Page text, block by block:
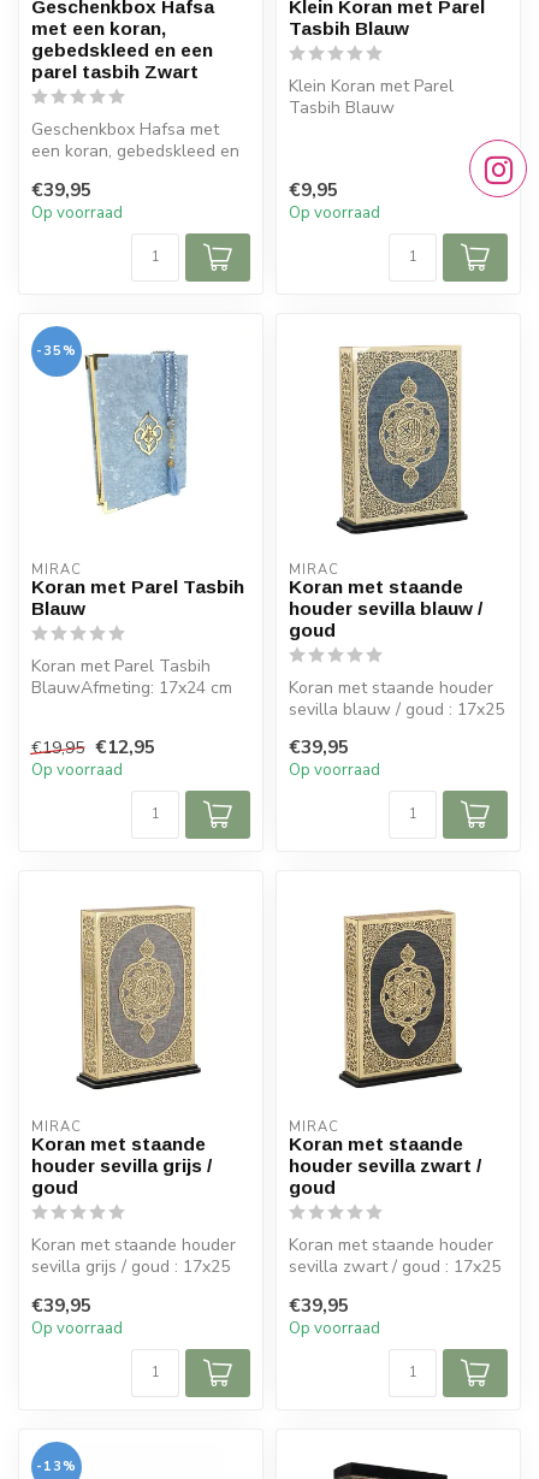
Geschenkbox Hafsa
met een koran,
gebedskleed en een
parel tasbih Zwart
Geschenkbox Hafsa met
een koran, gebedskleed en
Afm...
€39,95
Op voorraad
Klein Koran met Parel
Tasbih Blauw
Klein Koran met Parel
Tasbih Blauw
€9,95
Op voorraad
-35%
MIRAC
Koran met Parel Tasbih
Blauw
Koran met Parel Tasbih
BlauwAfmeting: 17x24 cm
€19,95 €12,95
Op voorraad
MIRAC
Koran met staande
houder sevilla blauw /
goud
Koran met staande houder
sevilla blauw / goud : 17x25
€39,95
Op voorraad
MIRAC
Koran met staande
houder sevilla grijs /
goud
Koran met staande houder
sevilla grijs / goud : 17x25
€39,95
Op voorraad
MIRAC
Koran met staande
houder sevilla zwart /
goud
Koran met staande houder
sevilla zwart / goud : 17x25
€39,95
Op voorraad
-13%